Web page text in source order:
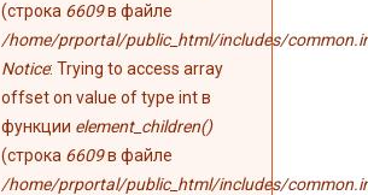
(строка 6609в файле
/home/prportal/public_html/includes/
Notice: Trying to access array
offset on value of type int в
функции element_children()
(строка 6609в файле
/home/prportal/public_html/includes/